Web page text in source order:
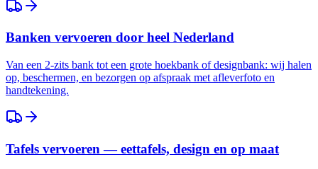
Banken vervoeren door heel Nederland
Van een 2-zits bank tot een grote hoekbank of designbank: wij halen
op, beschermen, en bezorgen op afspraak met afleverfoto en
handtekening.
Tafels vervoeren — eettafels, design en op maat